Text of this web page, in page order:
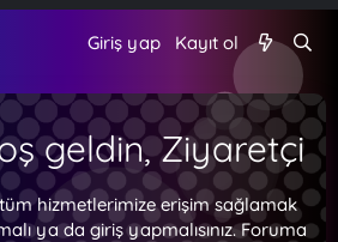
Giriş yap Kayıt ol
geldin, Ziyaretçi
hizmetlerimize erişim sağlamak
ya da giriş yapmalısınız. Foruma